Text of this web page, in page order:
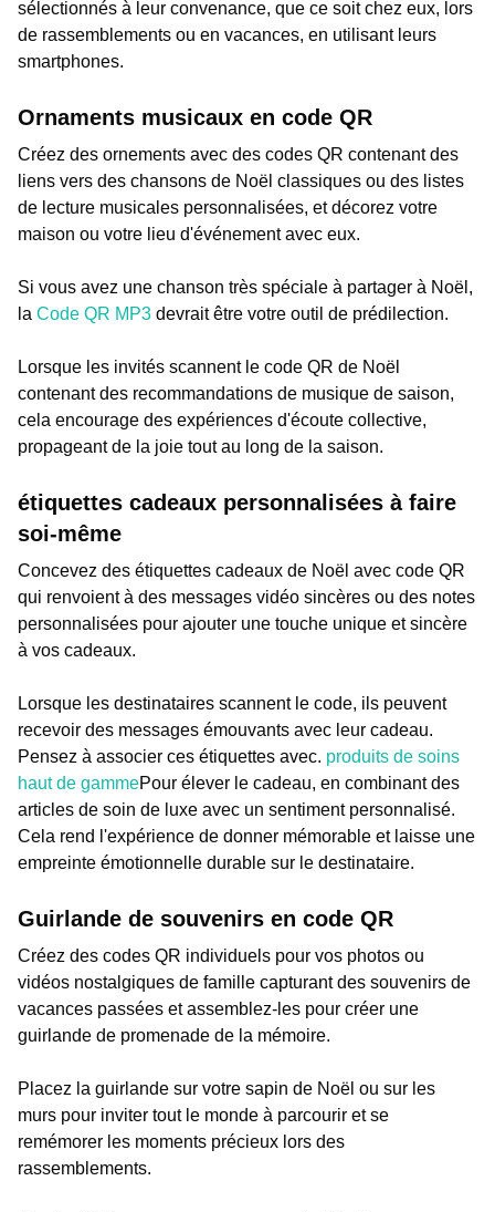
sélectionnés à leur convenance, que ce soit chez eux, lors
de rassemblements ou en vacances, en utilisant leurs
smartphones.
Ornaments musicaux en code QR
Créez des ornements avec des codes QR contenant des
liens vers des chansons de Noël classiques ou des listes
de lecture musicales personnalisées, et décorez votre
maison ou votre lieu d'événement avec eux.
Si vous avez une chanson très spéciale à partager à Noël,
la Code QR MP3 devrait être votre outil de prédilection.
Lorsque les invités scannent le code QR de Noël
contenant des recommandations de musique de saison,
cela encourage des expériences d'écoute collective,
propageant de la joie tout au long de la saison.
étiquettes cadeaux personnalisées à faire
soi-même
Concevez des étiquettes cadeaux de Noël avec code QR
qui renvoient à des messages vidéo sincères ou des notes
personnalisées pour ajouter une touche unique et sincère
à vos cadeaux.
Lorsque les destinataires scannent le code, ils peuvent
recevoir des messages émouvants avec leur cadeau.
Pensez à associer ces étiquettes avec. produits de soins
haut de gammePour élever le cadeau, en combinant des
articles de soin de luxe avec un sentiment personnalisé.
Cela rend l'expérience de donner mémorable et laisse une
empreinte émotionnelle durable sur le destinataire.
Guirlande de souvenirs en code QR
Créez des codes QR individuels pour vos photos ou
vidéos nostalgiques de famille capturant des souvenirs de
vacances passées et assemblez-les pour créer une
guirlande de promenade de la mémoire.
Placez la guirlande sur votre sapin de Noël ou sur les
murs pour inviter tout le monde à parcourir et se
remémorer les moments précieux lors des
rassemblements.